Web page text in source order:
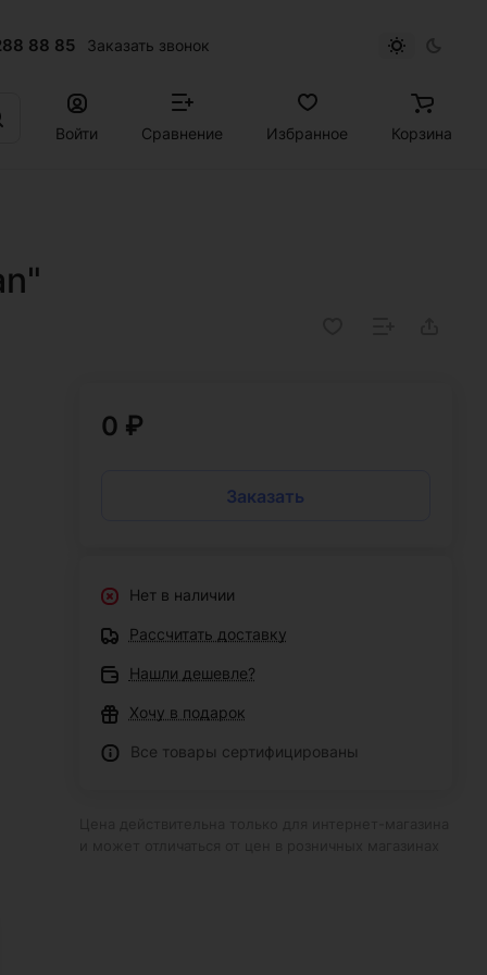
88 85 Заказать звонок
Войти Сравнение Избранное Корзина
0 ₽
Заказать
Нет в наличии
Рассчитать доставку
Нашли дешевле?
Хочу в подарок
Все товары сертифицированы